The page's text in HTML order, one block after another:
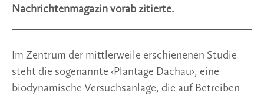
Nachrichtenmagazin vorab zitierte.
Im Zentrum der mittlerweile erschie­nenen Studie
steht die sogenannte ‹Plantage Dachau›, eine
biodynamische Versuchsanlage, die auf Betreiben